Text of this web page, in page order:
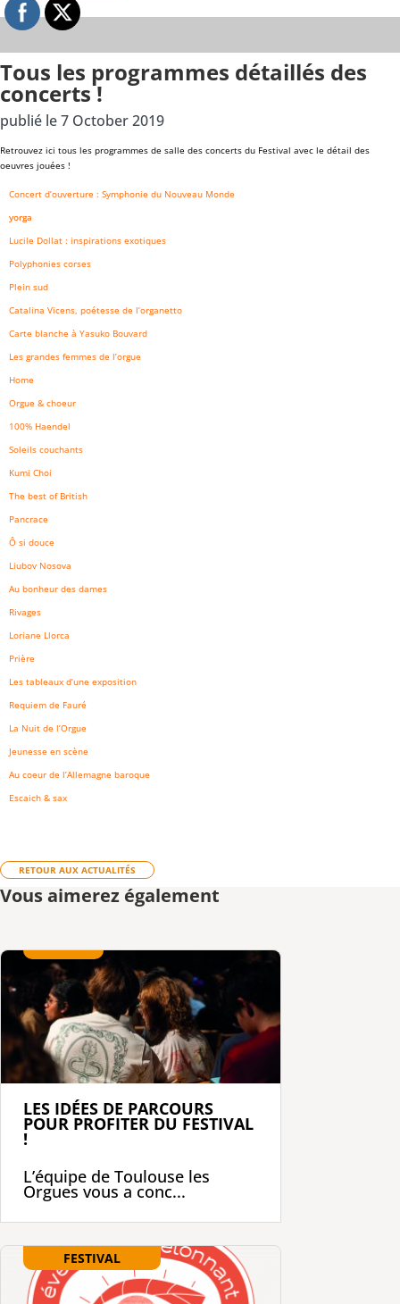
Tous les programmes détaillés des
concerts !
publié le 7 October 2019
Retrouvez ici tous les programmes de salle des concerts du Festival avec le détail des
oeuvres jouées !
Concert d’ouverture : Symphonie du Nouveau Monde
yorga
Lucile Dollat : inspirations exotiques
Polyphonies corses
Plein sud
Catalina Vicens, poétesse de l’organetto
Carte blanche à Yasuko Bouvard
Les grandes femmes de l’orgue
Home
Orgue & choeur
100% Haendel
Soleils couchants
Kumi Choi
The best of British
Pancrace
Ô si douce
Liubov Nosova
Au bonheur des dames
Rivages
Loriane Llorca
Prière
Les tableaux d’une exposition
Requiem de Fauré
La Nuit de l’Orgue
Jeunesse en scène
Au coeur de l’Allemagne baroque
Escaich & sax
RETOUR AUX ACTUALITÉS
Vous aimerez également
LES IDÉES DE PARCOURS
POUR PROFITER DU FESTIVAL
!
L’équipe de Toulouse les
Orgues vous a conc...
FESTIVAL